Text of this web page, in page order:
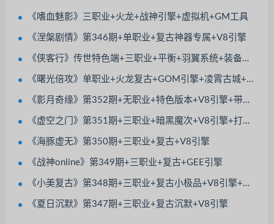
《嗜血魅影》三职业+火龙+战神引擎+虚拟机+GM工具
《涅槃剧情》第346期+单职业+复古神器专属+V8引擎
《侠客行》传世特色端+三职业+平衡+羽翼系统+装备镇魔+极品继承
《曙光倍攻》单职业+火龙复古+GOM引擎+凌霄古城+九五之尊+强者本来+BOSS之家
《影月奇缘》第352期+无职业+特色版本+V8引擎+带光柱+觉醒大师+除魔副本
《虚空之门》第351期+三职业+暗黑魔次+V8引擎+打技能书+宠物大使+神佑法宝
《海豚虚无》第350期+三职业+复古+V8引擎
《战神online》第349期+三职业+复古+GEE引擎
《小美复古》第348期+三职业+复古小极品+V8引擎+特色BUFF+极品套装倍攻
《夏日沉默》第347期+三职业+复古沉默+V8引擎